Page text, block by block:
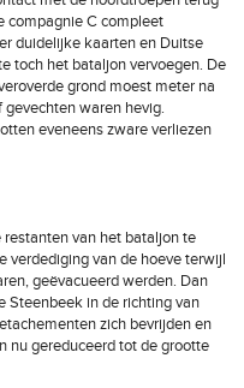
compagnie C compleet
duidelijke kaarten en Duitse
toch het bataljon vervoegen. De
grond moest meter na
waren hevig.
eveneens zware verliezen
van het bataljon te
verdediging van de hoeve terwijl
geëvacueerd werden. Dan
Steenbeek in de richting van
zich bevrijden en
nu gereduceerd tot de grootte